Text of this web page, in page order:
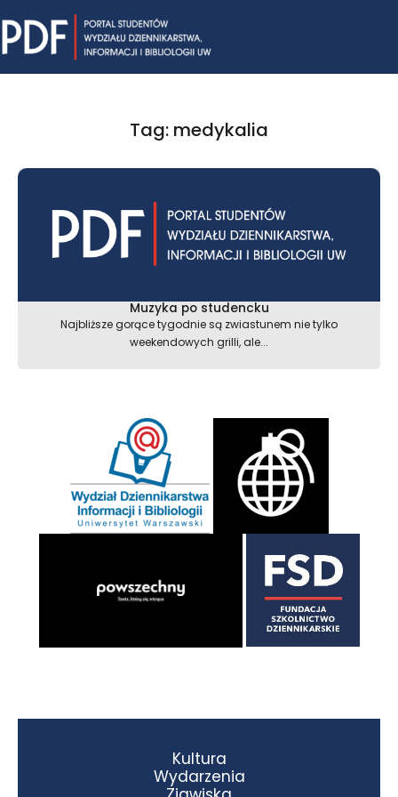
to
content
Tag: medykalia
Muzyka po studencku
Najbliższe gorące tygodnie są zwiastunem nie tylko
weekendowych grilli, ale...
Kultura
Wydarzenia